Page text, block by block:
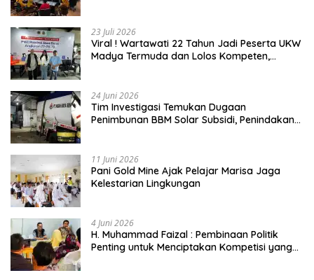
23 Juli 2026
Viral ! Wartawati 22 Tahun Jadi Peserta UKW
Madya Termuda dan Lolos Kompeten,
24 Juni 2026
Tim Investigasi Temukan Dugaan
Penimbunan BBM Solar Subsidi, Penindakan
11 Juni 2026
Pani Gold Mine Ajak Pelajar Marisa Jaga
Kelestarian Lingkungan
4 Juni 2026
H. Muhammad Faizal : Pembinaan Politik
Penting untuk Menciptakan Kompetisi yang